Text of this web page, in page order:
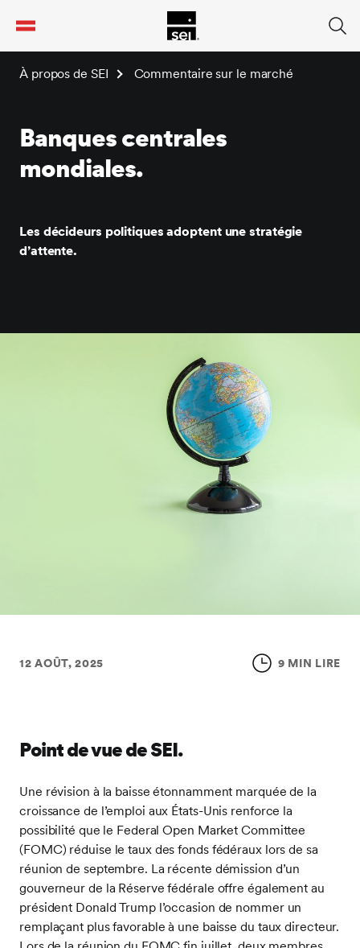
À propos de SEI Commentaire sur le marché
Banques centrales
mondiales.
Les décideurs politiques adoptent une stratégie
d’attente.
12 AOÛT, 2025 9 MIN LIRE
Point de vue de SEI.
Une révision à la baisse étonnamment marquée de la
croissance de l’emploi aux États-Unis renforce la
possibilité que le Federal Open Market Committee
(FOMC) réduise le taux des fonds fédéraux lors de sa
réunion de septembre. La récente démission d’un
gouverneur de la Réserve fédérale offre également au
président Donald Trump l’occasion de nommer un
remplaçant plus favorable à une baisse du taux directeur.